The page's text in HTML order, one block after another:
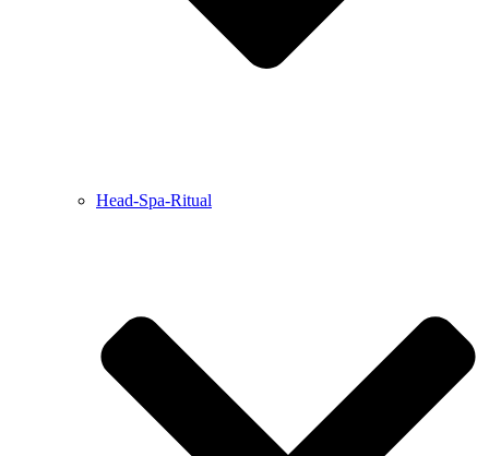
Head-Spa-Ritual